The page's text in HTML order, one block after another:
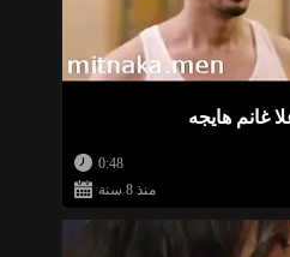
BellaWow
»
eroeg منذ 1 سنة
غانم هايجه
0:48
منذ 8 سنة